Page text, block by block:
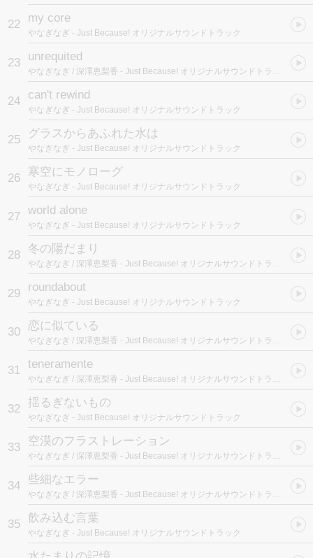
22 my core
やなぎなぎ - Just Because! オリジナルサウンドトラック
23 unrequited
やなぎなぎ / 深澤恵梨香 - Just Because! オリジナルサウンドトラック
24 can't rewind
やなぎなぎ - Just Because! オリジナルサウンドトラック
25 グラスからあふれた水は
やなぎなぎ - Just Because! オリジナルサウンドトラック
26 寒空にモノローグ
やなぎなぎ - Just Because! オリジナルサウンドトラック
27 world alone
やなぎなぎ - Just Because! オリジナルサウンドトラック
28 冬の陽だまり
やなぎなぎ / 深澤恵梨香 - Just Because! オリジナルサウンドトラック
29 roundabout
やなぎなぎ - Just Because! オリジナルサウンドトラック
30 恋に似ている
やなぎなぎ / 深澤恵梨香 - Just Because! オリジナルサウンドトラック
31 teneramente
やなぎなぎ / 深澤恵梨香 - Just Because! オリジナルサウンドトラック
32 揺るぎないもの
やなぎなぎ - Just Because! オリジナルサウンドトラック
33 空漠のフラストレーション
やなぎなぎ / 深澤恵梨香 - Just Because! オリジナルサウンドトラック
34 些細なエラー
やなぎなぎ / 深澤恵梨香 - Just Because! オリジナルサウンドトラック
35 飲み込む言葉
やなぎなぎ - Just Because! オリジナルサウンドトラック